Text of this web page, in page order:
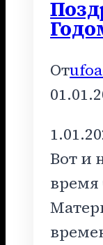
От
Вот и